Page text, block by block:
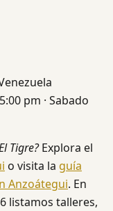
pm · Sabado
Tigre?Explora el
o visita la guía
Anzoátegui. En
listamos talleres,